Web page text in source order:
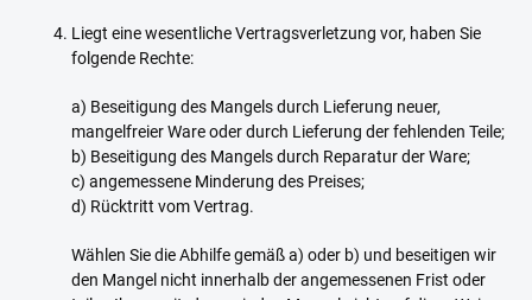
Liegt eine wesentliche Vertragsverletzung vor, haben Sie
folgende Rechte:
a) Beseitigung des Mangels durch Lieferung neuer,
mangelfreier Ware oder durch Lieferung der fehlenden Teile;
b) Beseitigung des Mangels durch Reparatur der Ware;
c) angemessene Minderung des Preises;
d) Rücktritt vom Vertrag.
Wählen Sie die Abhilfe gemäß a) oder b) und beseitigen wir
den Mangel nicht innerhalb der angemessenen Frist oder